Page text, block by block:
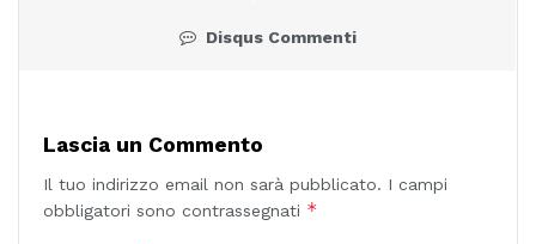
Disqus Commenti
Lascia un Commento
Il tuo indirizzo email non sarà pubblicato. I campi
obbligatori sono contrassegnati *